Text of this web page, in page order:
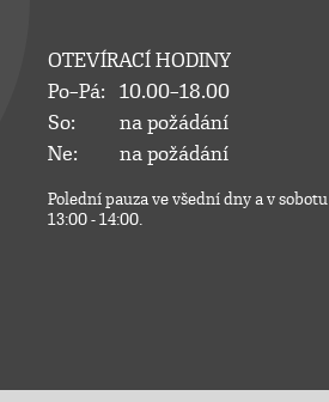
OTEVÍRACÍ HODINY
Po–Pá:
10.00–18.00
So:
na požádání
Ne:
na požádání
Polední pauza ve všední dny a v sobotu
13:00 - 14:00.